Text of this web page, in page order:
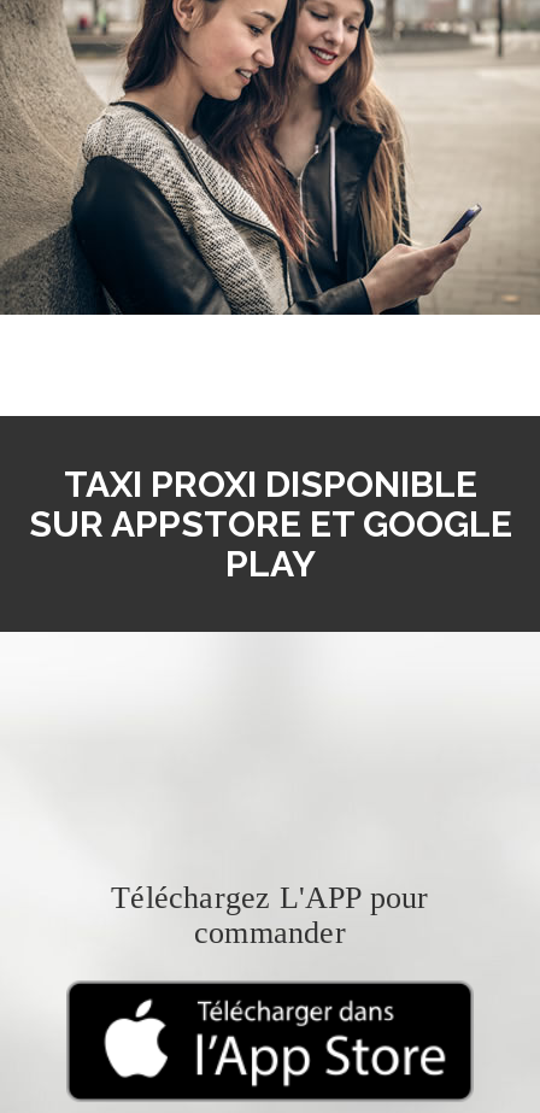
TAXI PROXI DISPONIBLE
SUR APPSTORE ET GOOGLE
PLAY
Téléchargez L'APP pour
commander